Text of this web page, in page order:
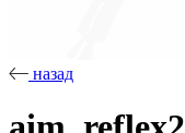
назад